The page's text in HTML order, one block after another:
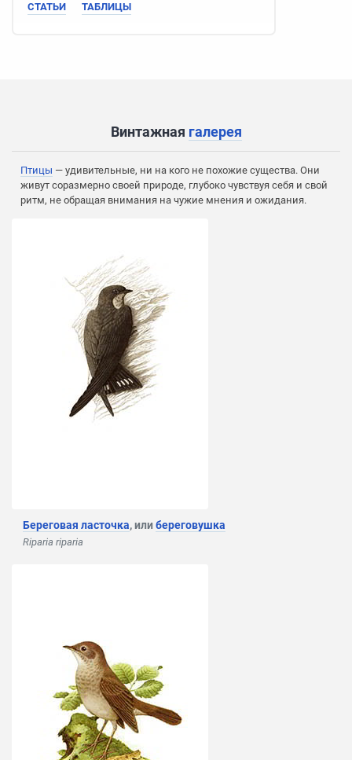
СТАТЬИ ТАБЛИЦЫ
Винтажная галерея
Птицы — удивительные, ни на кого не похожие существа. Они
живут соразмерно своей природе, глубоко чувствуя себя и свой
ритм, не обращая внимания на чужие мнения и ожидания.
Береговая ласточка, илибереговушка
Riparia riparia